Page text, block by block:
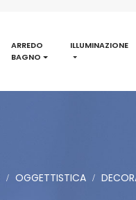
ARREDO
BAGNO
ILLUMINAZIONE
OGGETTISTICA